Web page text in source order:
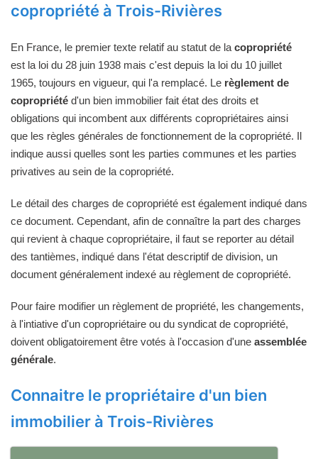
copropriété à Trois-Rivières
En France, le premier texte relatif au statut de la copropriété
est la loi du 28 juin 1938 mais c'est depuis la loi du 10 juillet
1965, toujours en vigueur, qui l'a remplacé. Le règlement de
copropriété d'un bien immobilier fait état des droits et
obligations qui incombent aux différents copropriétaires ainsi
que les règles générales de fonctionnement de la copropriété. Il
indique aussi quelles sont les parties communes et les parties
privatives au sein de la copropriété.
Le détail des charges de copropriété est également indiqué dans
ce document. Cependant, afin de connaître la part des charges
qui revient à chaque copropriétaire, il faut se reporter au détail
des tantièmes, indiqué dans l'état descriptif de division, un
document généralement indexé au règlement de copropriété.
Pour faire modifier un règlement de propriété, les changements,
à l'intiative d'un copropriétaire ou du syndicat de copropriété,
doivent obligatoirement être votés à l'occasion d'une assemblée
générale.
Connaitre le propriétaire d'un bien
immobilier à Trois-Rivières